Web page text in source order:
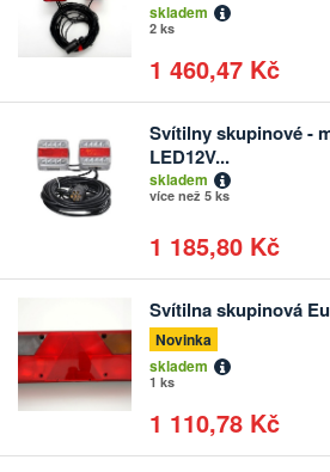
skladem
2 ks
1 460,47 Kč
Svítilny skupinové -
LED12V...
skladem
více než 5 ks
1 185,80 Kč
Počet
Svítilna skupinová
Novinka
skladem
1 ks
1 110,78 Kč
Počet